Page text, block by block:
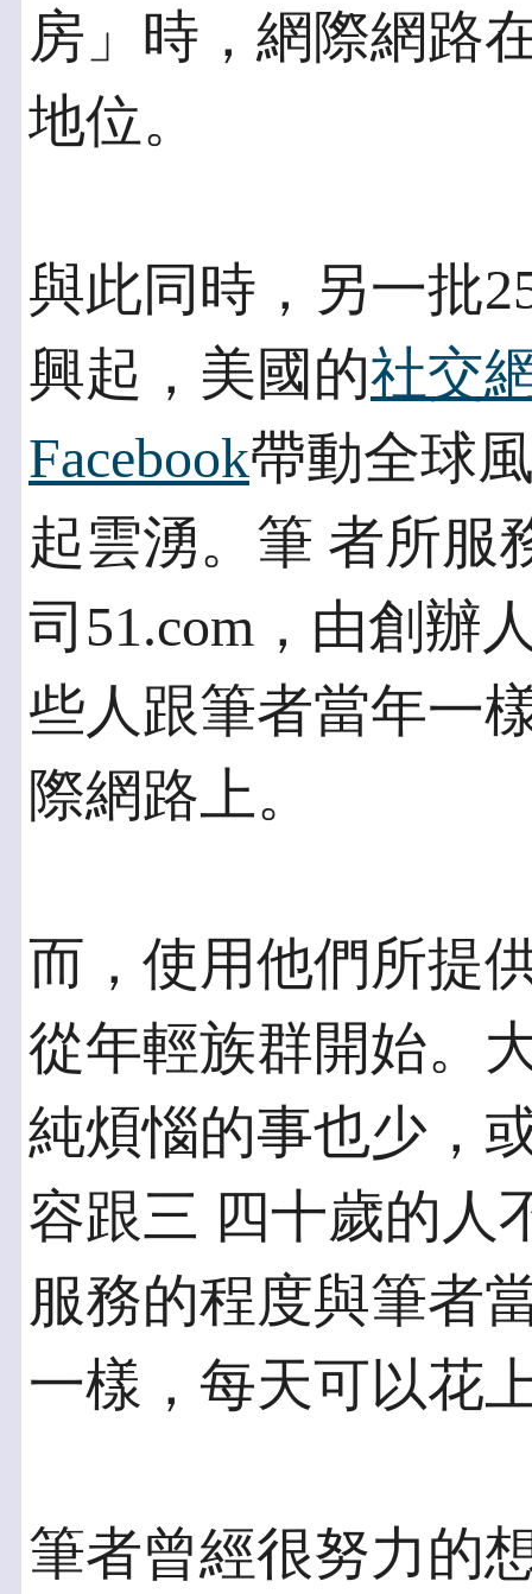
房」時，網際網路
地位。
與此同時，另一批
興起，美國的社交
Facebook帶動全球
起雲湧。筆 者所服
司51.com，由創辦
些人跟筆者當年一
際網路上。
而，使用他們所提
從年輕族群開始。
純煩惱的事也少，
容跟三 四十歲的人
服務的程度與筆者
一樣，每天可以花
筆者曾經很努力的